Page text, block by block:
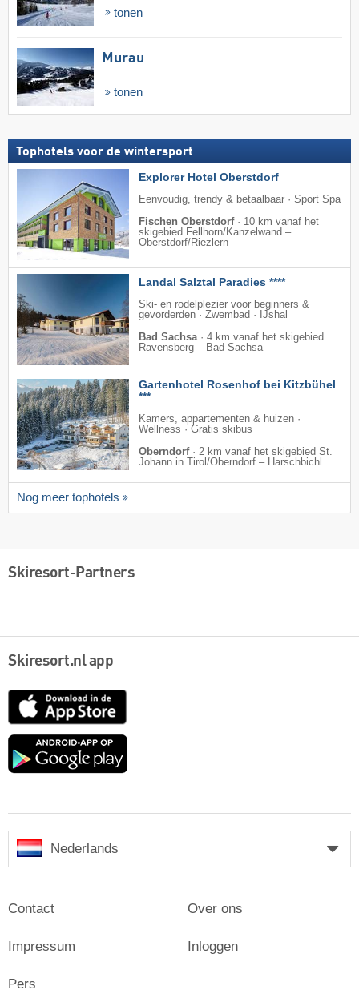
tonen
Murau
tonen
Tophotels voor de wintersport
Explorer Hotel Oberstdorf
Eenvoudig, trendy & betaalbaar · Sport Spa
Fischen Oberstdorf· 10 km vanaf het
skigebied Fellhorn/​Kanzelwand –
Oberstdorf/​Riezlern
Landal Salztal Paradies ****
Ski- en rodelplezier voor beginners &
gevorderden · Zwembad · IJshal
Bad Sachsa· 4 km vanaf het skigebied
Ravensberg – Bad Sachsa
Gartenhotel Rosenhof bei Kitzbühel
***
Kamers, appartementen & huizen ·
Wellness · Gratis skibus
Oberndorf · 2 km vanaf het skigebied St.
Johann in Tirol/​Oberndorf – Harschbichl
Nog meer tophotels
Skiresort-Partners
Skiresort.nl app
App
Google
Nederlands
Contact
Impressum
Pers
Over ons
Inloggen